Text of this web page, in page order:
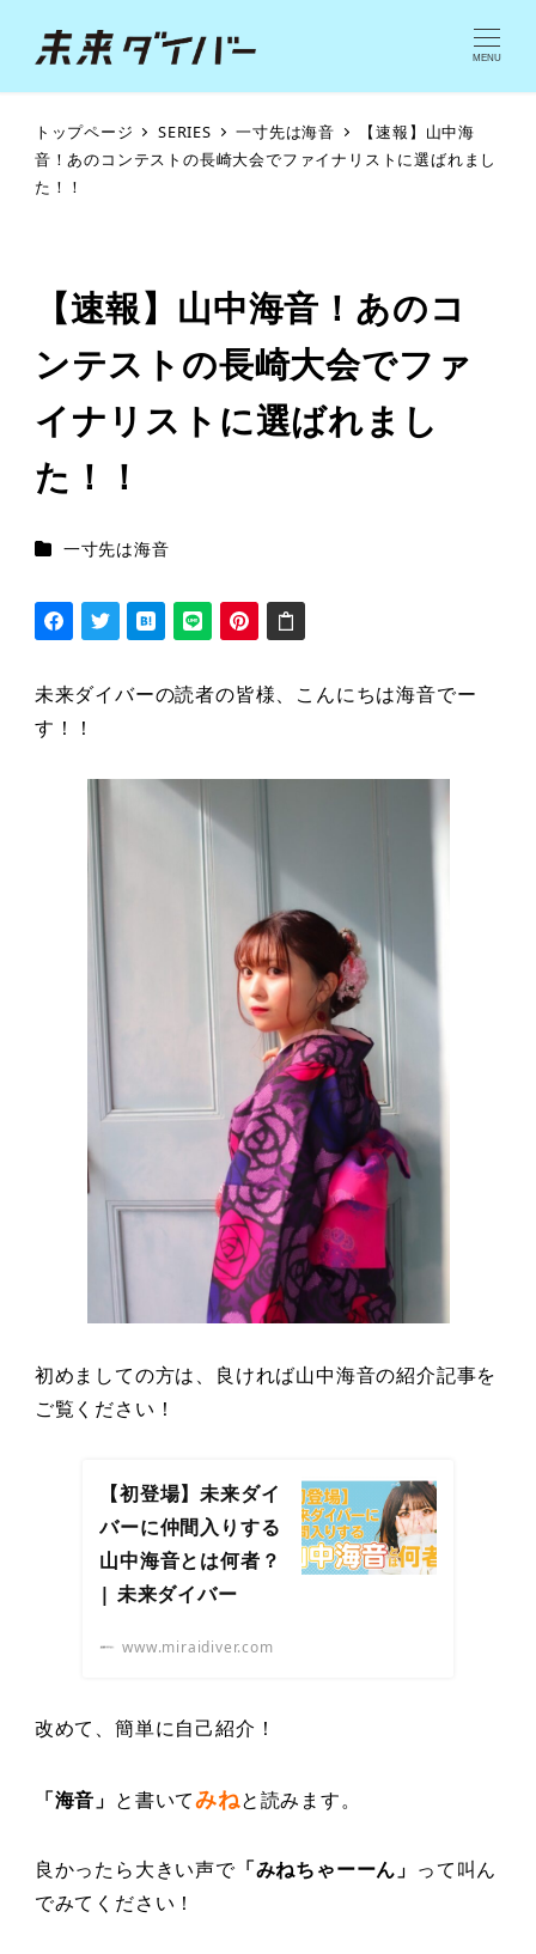
MENU
トップページ SERIES 一寸先は海音
【速報】山中海
音！あのコンテストの長崎大会でファイナリストに選ばれまし
た！！
【速報】山中海音！あのコ
ンテストの長崎大会でファ
イナリストに選ばれまし
た！！
シリーズカテゴリー
一寸先は海音
未来ダイバーの読者の皆様、こんにちは海音でー
す！！
初めましての方は、良ければ山中海音の紹介記事を
ご覧ください！
【初登場】未来ダイ
バーに仲間入りする
山中海音とは何者？
| 未来ダイバー
www.miraidiver.com
改めて、簡単に自己紹介！
「海音」 と書いてみねと読みます。
良かったら大きい声で「みねちゃーーん」 って叫ん
でみてください！